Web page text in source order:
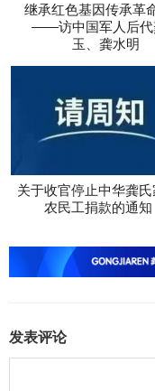
继承红色基因传承革
——访中国军人后代
玉、龚水明
关于收官停止中华龚氏
农民工捐款的通知
发表评论